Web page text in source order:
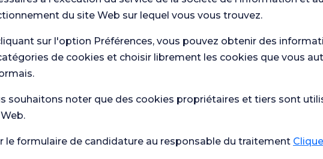
Santé actuelle
diarrhée ?
pour nous.
à nos enquêtes
de soins de
satisfaction
de
du site Web sur lequel vous vous trouvez.
sur l'option Préférences, vous pouvez obtenir des
de cookies et choisir librement les cookies que vous
souhaitons noter que des cookies propriétaires et tiers sont
le formulaire de candidature au responsable du traitement